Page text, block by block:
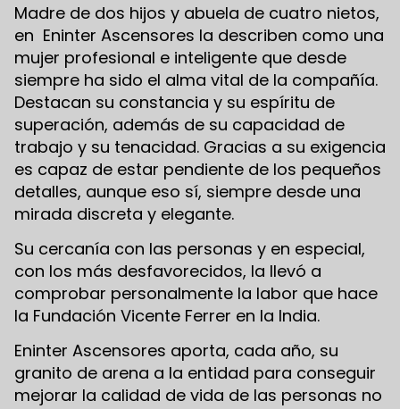
Madre de dos hijos y abuela de cuatro nietos,
en Eninter Ascensores la describen como una
mujer profesional e inteligente que desde
siempre ha sido el alma vital de la compañía.
Destacan su constancia y su espíritu de
superación, además de su capacidad de
trabajo y su tenacidad. Gracias a su exigencia
es capaz de estar pendiente de los pequeños
detalles, aunque eso sí, siempre desde una
mirada discreta y elegante.
Su cercanía con las personas y en especial,
con los más desfavorecidos, la llevó a
comprobar personalmente la labor que hace
la Fundación Vicente Ferrer en la India.
Eninter Ascensores aporta, cada año, su
granito de arena a la entidad para conseguir
mejorar la calidad de vida de las personas no